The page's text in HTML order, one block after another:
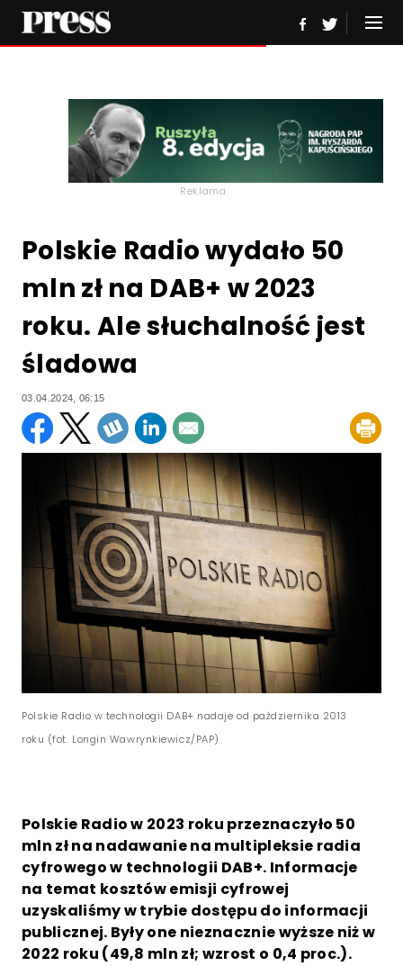
Reklama
Polskie Radio wydało 50
mln zł na DAB+ w 2023
roku. Ale słuchalność jest
śladowa
03.04.2024, 06:15
Polskie Radio w technologii DAB+ nadaje od października 2013
roku (fot. Longin Wawrynkiewicz/PAP)
Polskie Radio w 2023 roku przeznaczyło 50
mln zł na nadawanie na multipleksie radia
cyfrowego w technologii DAB+. Informacje
na temat kosztów emisji cyfrowej
uzyskaliśmy w trybie dostępu do informacji
publicznej. Były one nieznacznie wyższe niż w
2022 roku (49,8 mln zł; wzrost o 0,4 proc.).